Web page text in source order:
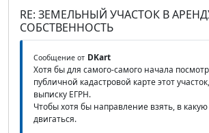
RE: ЗЕМЕЛЬНЫЙ УЧАСТОК В
СОБСТВЕННОСТЬ
Сообщение от DKart
Хотя бы для самого-самого начала
публичной кадастровой карте этот
выписку ЕГРН.
Чтобы хотя бы направление взять, в какую
двигаться.